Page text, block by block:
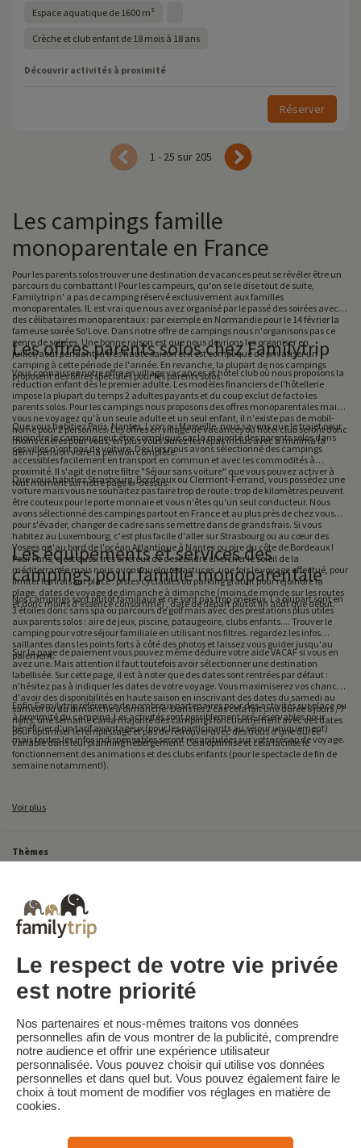
Espace aquatique de 1600 m²
Crèche et club enfant de 18 mois à 18 ans
Découvrir activités à proximité
Réserver
1 - 25 sur 205
Les campings famille
monoparentale en France
Pour les parents solos trouver une destination de vacances peut se révéler être un
parcours du combattant ! Pour les campeurs, qu'on se le dise tout de suite,
Familytrip n' a pas de camping réservé exclusivement aux familles
monoparentales. IL est vrai que nous avez organisé par le passé des soirées avec
des célibataires monoparentaux : par exemple en Normandie pour le 14 février la
fameuse soirée So'Love. Dans notre offre de campings nous n'organisons pas ce
genre de soirées. Une bonne raison est que nous devrions les organiser en
juillet/août pendant la très haute saison et il est compliqué de privatiser un
camping à cette période de l'année. En revanche, la plupart de nos campings
proposent des offres spéciales pour les parents solos.
Les offres parents solos chez Familytrip
Vous connaissez notre offre en village vacances et hôtel club où nous proposons la
réduction enfant dès le premier adulte. Les modèles financiers de l'hôtellerie
impose la plupart du temps 2 adultes payants et du coup exclut de facto les
parents solos. Pour les campings nous proposons des offres monoparentales mais si
vous ne voyagez qu'à un seule adulte et un seul enfant, il n'existe pas de mobil-
home pour 2 personnes. Les offres en village de vacances ou hôtel club seront donc
moins chères pour vous, en plus vous aurez les repas inclus avec a minima la
demi-pension voire la pension complète.
Que vous habitiez Paris, Nantes, Lyon ou Marseille, nous savons que le trajet pour
rejoindre le camping peut être compliqué car la majorité des parents solos dans
ces villes n'ont pas de voiture. Dès lors nous avons sélectionné des campings
accessibles facilement en transport en commun et avec les commodités à
proximité. Il s'agit de notre filtre "Séjour sans voiture" que vous pouvez activer à
tout moment sur notre page ci-dessus.
Que vous habitiez Strasbourg, Bordeaux ou Clermont-Ferrand, vous possédez une
voiture mais vous ne souhaitez pas faire trop de route : trop de kilomètres peuvent
être couteux pour le porte monnaie et vous n'êtes qu'un seul conducteur. Nous
avons sélectionné des campings partout en France et au plus près de chez vous
pour s'évader, changer de cadre sans se mettre dans de grands frais. Si vous
habitez au Luxembourg, c'est plus facile d'aller sur Strasbourg ou au cœur des
Vosges qu'au bord de l'océan Atlantique à Nantes ou pire du côte de Bordeaux !
Pour Paris, c'est aussi très onéreux de descendre chercher le soleil de la
méditerranée mais nous avons quelques astuces, une fois le voyage effectué, pour
limiter les frais sur place : pistes cyclables ou parking gratuit pour rejoindre la
plage, dates de voyage de dimanche à dimanche (moins de monde sur les routes
et donc moins d'essence consommé) , date de départ plutôt fin août que début.
Les équipements et services des
campings pour famille monoparentale
Nos campings sont plutôt familiaux et ne sont pas trop onéreux. La plupart sont en
3 étoiles donc sans spa ou parcours de golf mais avec des prestations plus utiles
aux parents solos : aire de jeux, piscine, pataugeoire, clubs enfants.... Trouver le
camping pour votre séjour familiale en utilisant nos filtres. regardez les infos
saillantes dans les points forts à côté des photos et laissez vous guider jusqu'au
paiement.
Sur la page de paiement vous pouvez même déduire votre aide VACAF si vous en
avez une. Mais attention il faut toutefois avoir sélectionner une destination
labellisée. Sur cette page, il est à noter que des dates sont rentrées par défaut :
n'hésitez pas à indiquer les dates de votre voyage. Vous maximiserez vos chances
d'avoir des disponibilités en haute saison en inscrivant des dates du samedi au
samedi ou du dimanche à dimanche. Dans les 2 cas cela fait une durée 8 jours / 7
nuits, une semaine car la majorité des campings fonctionnement avec ces dates
pour optimiser le remplissage et pas de retrouver avec des trous d'une durée
variable dans leur planning hébergement. Cela optimise et cela facilite le
fonctionnement des animations et des clubs enfants (pour le spectacle de fin de
semaine notamment!).
Enfin Familytrip référence de nombreux partenaires pour des activités sur place ou
à proximité du camping. Les activités sont possiblement pré-réservables pour
bénéficier d'un tarif avantageux (pour les participants au séjour uniquement)
mais toutes les infos indispensables seront récapitulées sur votre récap de voyage.
Voir plus
Thèmes
Court séjour de dernière minute
Court séjour Insolite
Destinations
Vacances au Ski en France
Familytrip
Qui sommes-nous?
CGV et Charte de Confidentialité
La Presse parle de nous
Partenaires FAQ Blog Plan du site
Paiement sécurisé Réalisé par Sooyoos
Le respect de votre vie privée
est notre priorité
Nos partenaires et nous-mêmes traitons vos données
personnelles afin de vous montrer de la publicité, comprendre
notre audience et offrir une expérience utilisateur
personnalisée. Vous pouvez choisir qui utilise vos données
personnelles et dans quel but. Vous pouvez également faire le
choix à tout moment de modifier vos réglages en matière de
cookies.